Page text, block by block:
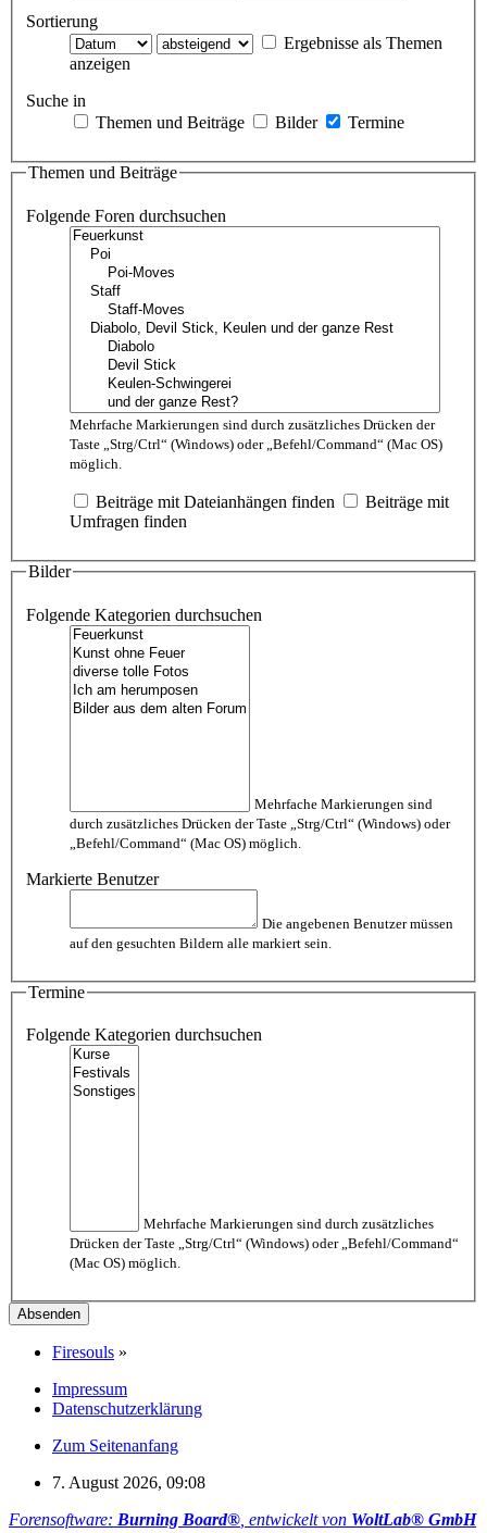
Sortierung
Ergebnisse als Themen
anzeigen
Suche in
Themen und Beiträge
Bilder Termine
Themen und Beiträge
Folgende Foren durchsuchen
Mehrfache Markierungen sind durch zusätzliches Drücken der
Taste „Strg/Ctrl“ (Windows) oder „Befehl/Command“ (Mac OS)
möglich.
Beiträge mit Dateianhängen finden
Beiträge mit
Umfragen finden
Bilder
Folgende Kategorien durchsuchen
Mehrfache Markierungen sind
durch zusätzliches Drücken der Taste „Strg/Ctrl“ (Windows) oder
„Befehl/Command“ (Mac OS) möglich.
Markierte Benutzer
Die angebenen Benutzer müssen
auf den gesuchten Bildern alle markiert sein.
Termine
Folgende Kategorien durchsuchen
Mehrfache Markierungen sind durch zusätzliches
Drücken der Taste „Strg/Ctrl“ (Windows) oder „Befehl/Command“
(Mac OS) möglich.
Firesouls »
Impressum
Datenschutzerklärung
Zum Seitenanfang
7. August 2026, 09:08
Forensoftware: Burning Board® , entwickelt von WoltLab® GmbH